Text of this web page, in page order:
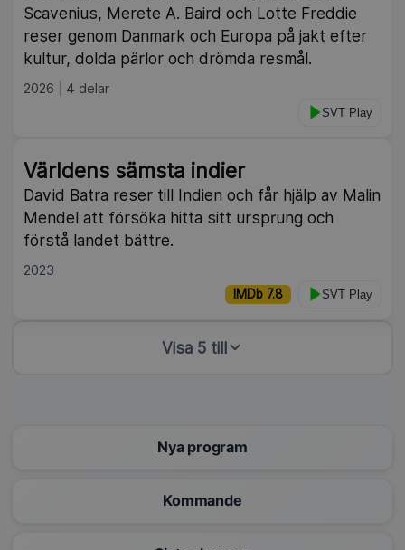
Scavenius, Merete A. Baird och Lotte Freddie
reser genom Danmark och Europa på jakt efter
kultur, dolda pärlor och drömda resmål.
2026 4 delar
SVT Play
Världens sämsta indier
David Batra reser till Indien och får hjälp av Malin
Mendel att försöka hitta sitt ursprung och
förstå landet bättre.
2023
IMDb 7.8 SVT Play
Visa 5 till
Nya program
Kommande